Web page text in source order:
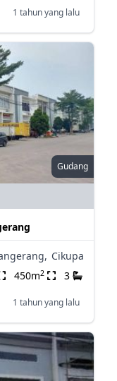
1 tahun yang lalu
Gudang
Cikupa
450m2 3
1 tahun yang lalu